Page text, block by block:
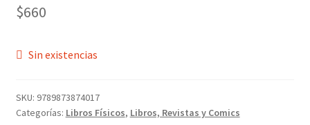
novedades
$660
Sin existencias
SKU: 9789873874017
Categorías: Libros Físicos, Libros, Revistas y Comics